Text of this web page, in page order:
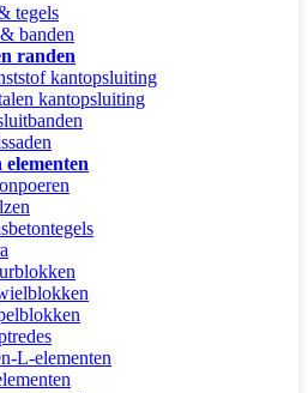
tegels
banden
randen
kantopsluiting
kantopsluiting
elementen
L-elementen